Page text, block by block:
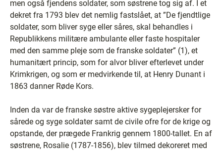
men også fjendens soldater, som søstrene tog sig af. I et
dekret fra 1793 blev det nemlig fastslået, at ”De fjendtlige
soldater, som bliver syge eller såres, skal behandles i
Republikkens militære ambulante eller faste hospitaler
med den samme pleje som de franske soldater” (1), et
humanitært princip, som for alvor bliver efterlevet under
Krimkrigen, og som er medvirkende til, at Henry Dunant i
1863 danner Røde Kors.
Inden da var de franske søstre aktive sygeplejersker for
sårede og syge soldater samt de civile ofre for de krige og
opstande, der prægede Frankrig gennem 1800-tallet. En af
søstrene, Rosalie (1787-1856), blev tilmed dekoreret med